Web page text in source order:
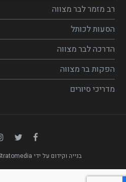
רב מזמר לבר מצווה
הסעות לכותל
הדרכה לבר מצווה
הפקות בר מצווה
מדריכי סיורים
בנייה וקידום על ידי Stratomedia